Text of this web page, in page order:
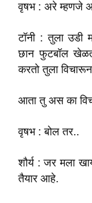
वृषभ : अरे म्हणजे
टॉनी : तुला उडी
छान फुटबॉल
करतो तुला
आता तु अस का
वृषभ : बोल तर..
शौर्य : जर मला
तैयार आहे.